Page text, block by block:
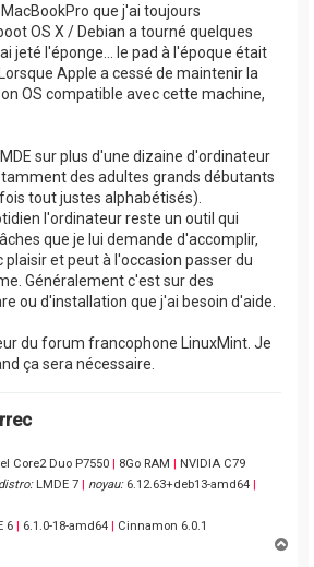
que j'ai toujours
OS X / Debian a tourné quelques
jeté l'éponge... le pad à l'époque était
Apple a cessé de maintenir la
OS compatible avec cette machine,
sur plus d'une dizaine d'ordinateur
des adultes grands débutants
tout justes alphabétisés).
l'ordinateur reste un outil qui
que je lui demande d'accomplir,
et peut à l'occasion passer du
Généralement c'est sur des
ou d'installation que j'ai besoin d'aide.
du forum francophone LinuxMint. Je
ça sera nécessaire.
Core2 Duo P7550 | 8Go RAM | NVIDIA C79
distro:LMDE 7 | noyau:6.12.63+deb13-amd64 |
6 | 6.1.0-18-amd64 | Cinnamon 6.0.1